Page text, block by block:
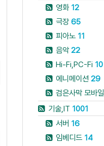
영화 12
극장65
피아노 11
음악22
Hi-Fi,PC-Fi 10
에니메이션 29
검은사막 모바일
기술,IT 1001
서버 16
임베디드 14